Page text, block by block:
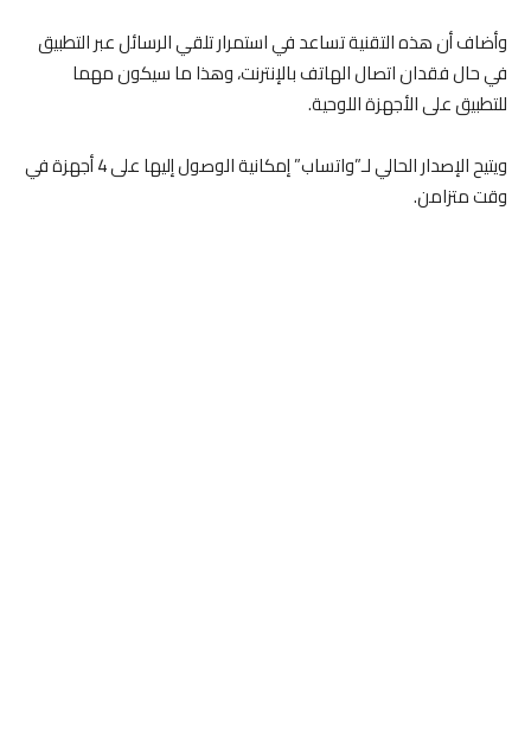
وأضاف أن هذه التقنية تساعد في استمرار تلقي الرسائل عبر التطبيق
في حال فقدان اتصال الهاتف بالإنترنت، وهذا ما سيكون مهما
للتطبيق على الأجهزة اللوحية.
ويتيح الإصدار الحالي لـ”واتساب” إمكانية الوصول إليها على 4 أجهزة في
وقت متزامن.